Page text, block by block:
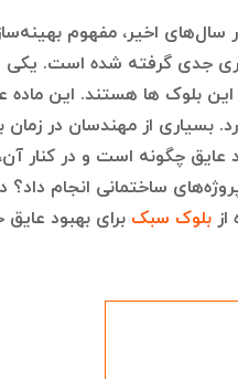
سال‌های اخیر، مفهوم
جدی گرفته شده است. یکی از
بلوک ها هستند. این ماده
بسیاری از مهندسان در
چگونه است و در کنار
ساختمانی انجام
بلوک سبک برای بهبود